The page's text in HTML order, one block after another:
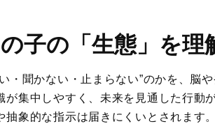
子の「生態」を理
・聞かない・止まらない”のかを、脳
が集中しやすく、未来を見通した行動
抽象的な指示は届きにくいとされます。